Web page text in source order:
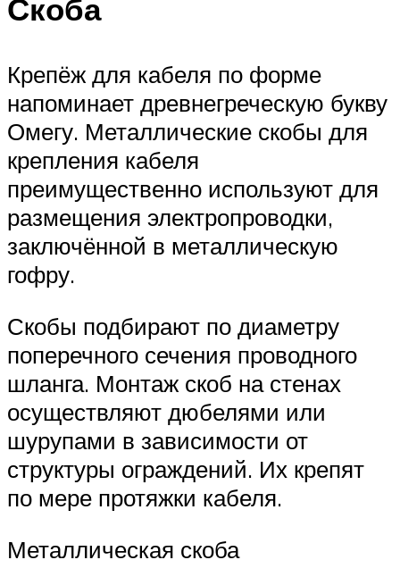
Скоба
Крепёж для кабеля по форме
напоминает древнегреческую букву
Омегу. Металлические скобы для
крепления кабеля
преимущественно используют для
размещения электропроводки,
заключённой в металлическую
гофру.
Скобы подбирают по диаметру
поперечного сечения проводного
шланга. Монтаж скоб на стенах
осуществляют дюбелями или
шурупами в зависимости от
структуры ограждений. Их крепят
по мере протяжки кабеля.
Металлическая скоба